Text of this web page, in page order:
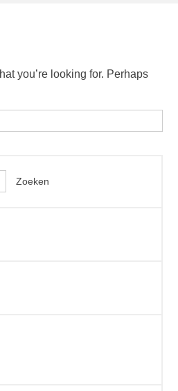
you’re looking for. Perhaps